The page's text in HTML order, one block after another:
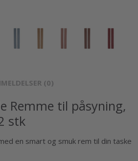
(0)
Remme til påsyning,
stk
en smart og smuk rem til din taske